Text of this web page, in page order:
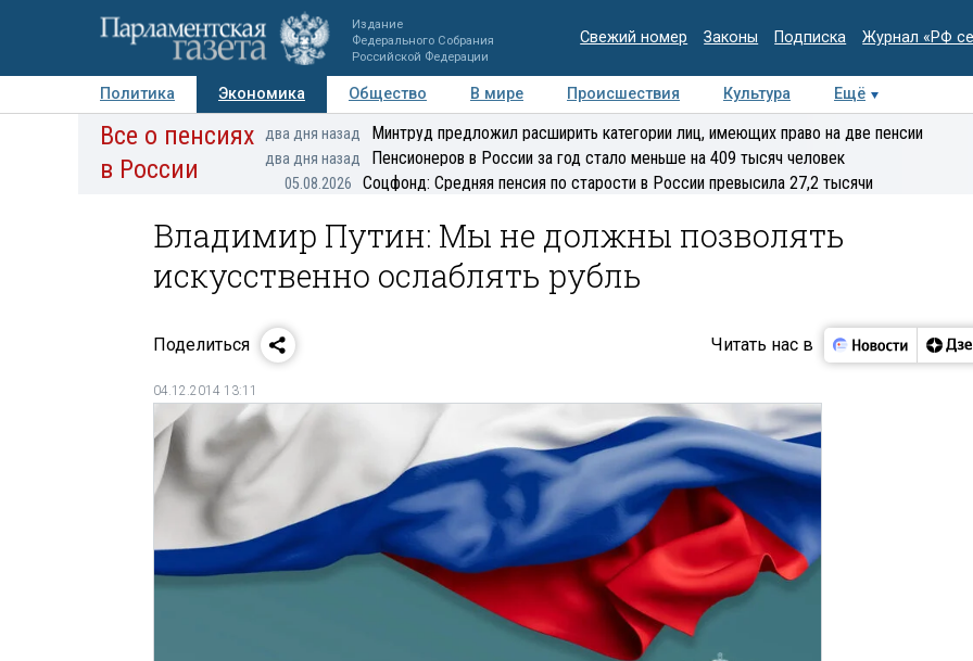
Издание
Федерального Собрания
Российской Федерации
Свежий номер Законы Подписка Журнал «РФ
Политика Экономика Общество В мире Происшествия Культура
Ещё
Авторы Персоны Мнения Регионы Медиацентр Интервью Колумнисты
Все о пенсиях
в России
два дня назад Минтруд предложил расширить категории лиц, имеющих право на две пенсии
два дня назад Пенсионеров в России за год стало меньше на 409 тысяч человек
05.08.2026 Соцфонд: Средняя пенсия по старости в России превысила 27,2 тысячи
Владимир Путин: Мы не должны позволять
искусственно ослаблять рубль
Поделиться Читать нас в
04.12.2014 13:11